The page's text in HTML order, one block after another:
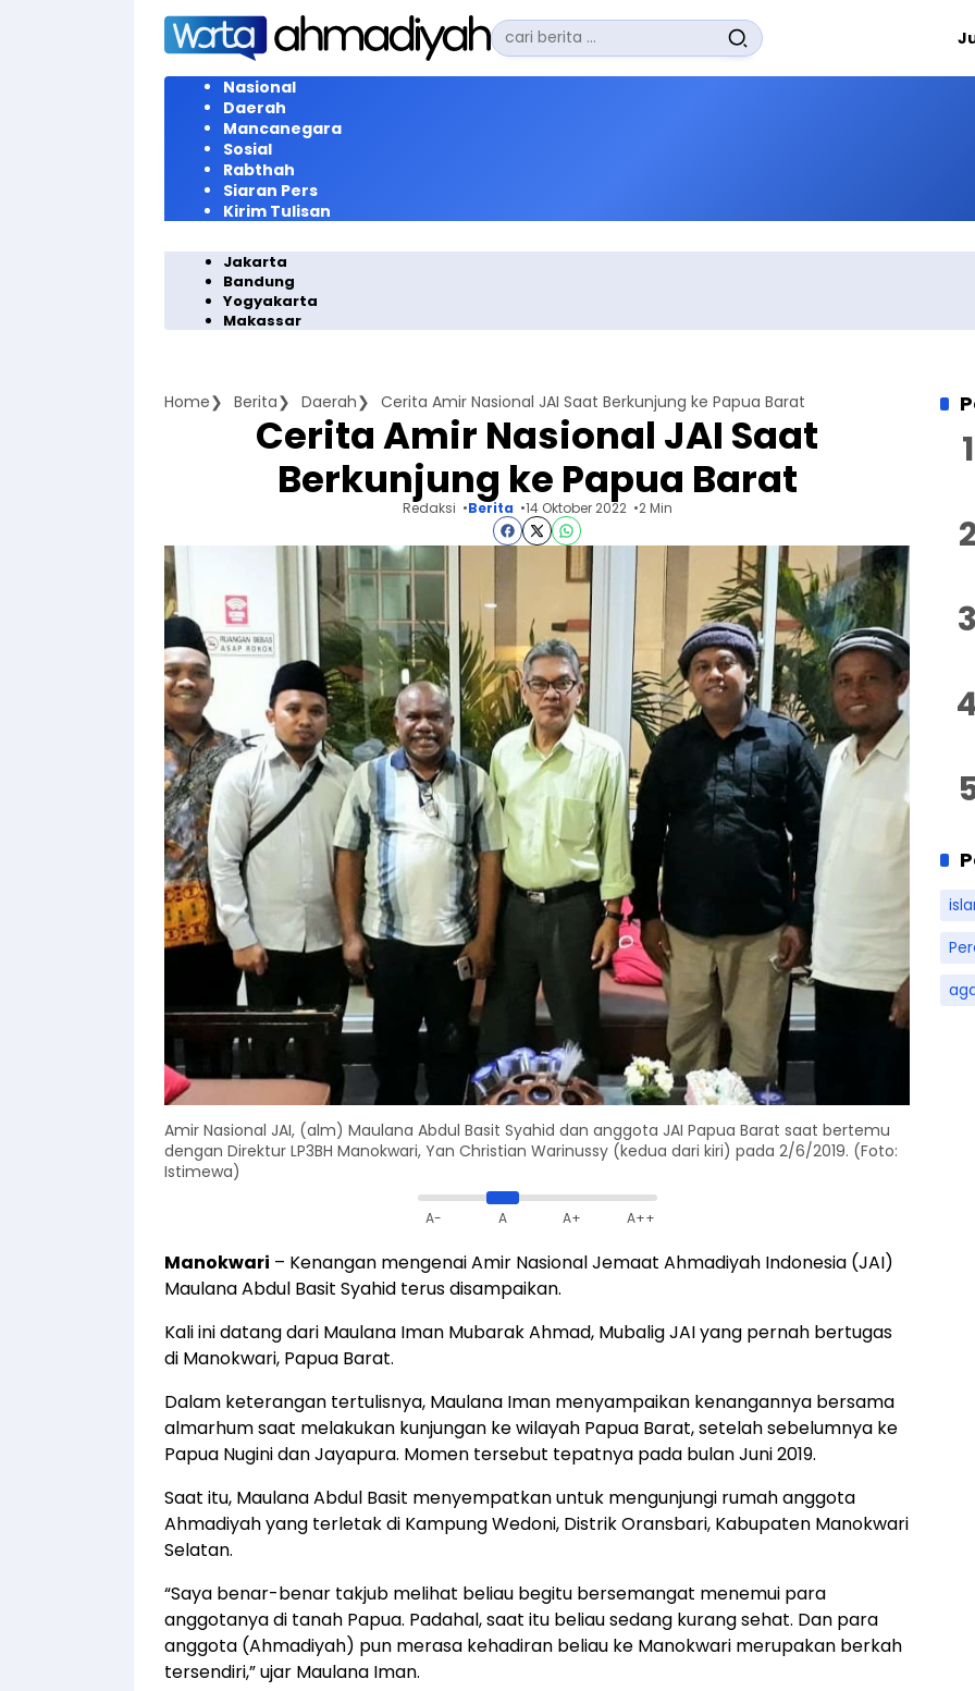
Langsung
konten
Pencarian
untuk:
Nasional
Daerah
Mancanegara
Sosial
Rabthah
Siaran Pers
Kirim Tulisan
Jakarta
Bandung
Yogyakarta
Makassar
Home Berita Daerah Cerita Amir Nasional JAI Saat Berkunjung ke Papua Barat
Cerita Amir Nasional JAI Saat
Berkunjung ke Papua Barat
Redaksi Berita 14 Oktober 2022 2 Min
Amir Nasional JAI, (alm) Maulana Abdul Basit Syahid dan anggota JAI Papua Barat saat bertemu
dengan Direktur LP3BH Manokwari, Yan Christian Warinussy (kedua dari kiri) pada 2/6/2019. (Foto:
Istimewa)
A- A A+ A++
Manokwari – Kenangan mengenai Amir Nasional Jemaat Ahmadiyah Indonesia (JAI)
Maulana Abdul Basit Syahid terus disampaikan.
Kali ini datang dari Maulana Iman Mubarak Ahmad, Mubalig JAI yang pernah bertugas
di Manokwari, Papua Barat.
Dalam keterangan tertulisnya, Maulana Iman menyampaikan kenangannya bersama
almarhum saat melakukan kunjungan ke wilayah Papua Barat, setelah sebelumnya ke
Papua Nugini dan Jayapura. Momen tersebut tepatnya pada bulan Juni 2019.
Saat itu, Maulana Abdul Basit menyempatkan untuk mengunjungi rumah anggota
Ahmadiyah yang terletak di Kampung Wedoni, Distrik Oransbari, Kabupaten Manokwari
Selatan.
“Saya benar-benar takjub melihat beliau begitu bersemangat menemui para
anggotanya di tanah Papua. Padahal, saat itu beliau sedang kurang sehat. Dan para
anggota (Ahmadiyah) pun merasa kehadiran beliau ke Manokwari merupakan berkah
tersendiri,” ujar Maulana Iman.